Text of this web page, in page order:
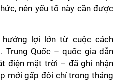
nên yếu tố này cần được
hưởng lợi lớn từ cuộc cách
Trung Quốc – quốc gia dẫn
điện mặt trời – đã ghi nhận
mới gấp đôi chỉ trong tháng